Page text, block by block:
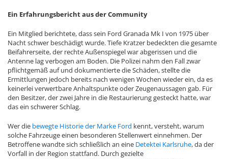
Ein Erfahrungsbericht aus der Community
Ein Mitglied berichtete, dass sein Ford Granada Mk I von 1975 über
Nacht schwer beschädigt wurde. Tiefe Kratzer bedeckten die gesamte
Beifahrerseite, der rechte Außenspiegel war abgerissen und die
Antenne lag verbogen am Boden. Die Polizei nahm den Fall zwar
pflichtgemäß auf und dokumentierte die Schäden, stellte die
Ermittlungen jedoch bereits nach wenigen Wochen wieder ein, da es
keinerlei verwertbare Anhaltspunkte oder Zeugenaussagen gab. Für
den Besitzer, der zwei Jahre in die Restaurierung gesteckt hatte, war
das ein schwerer Schlag.
Wer die bewegte Historie der Marke Ford kennt, versteht, warum
solche Fahrzeuge einen besonderen Stellenwert einnehmen. Der
Betroffene wandte sich schließlich an eine Detektei Karlsruhe, da der
Vorfall in der Region stattfand. Durch gezielte